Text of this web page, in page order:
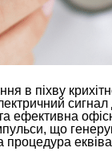
в піхву
ефективна
що
процедура